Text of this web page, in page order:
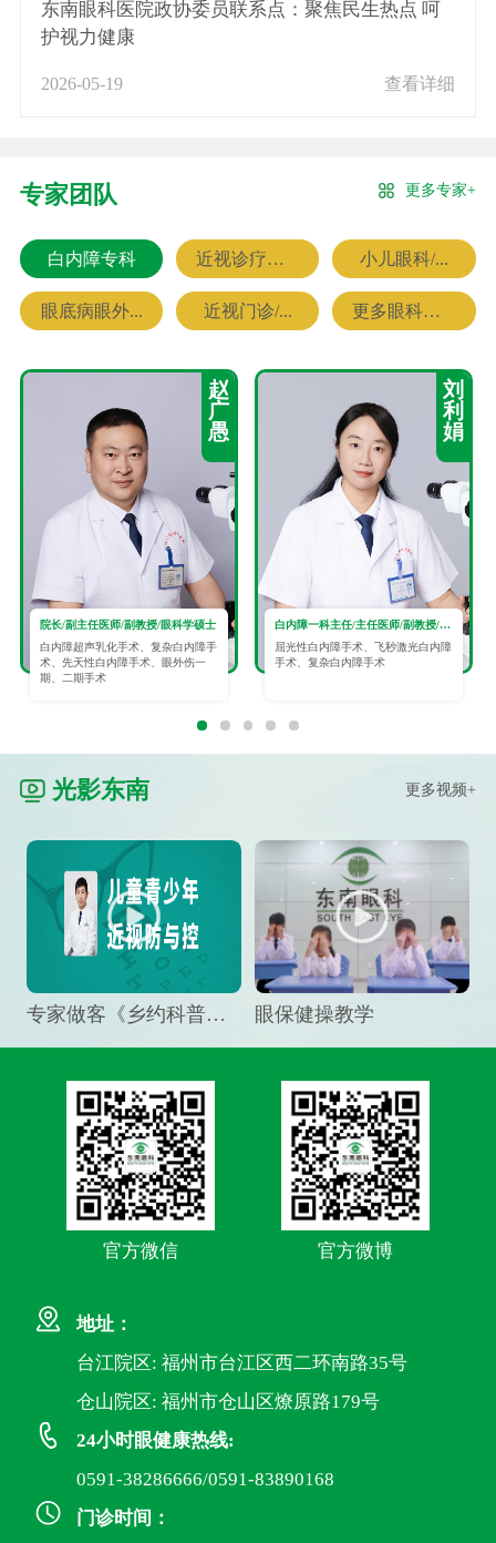
东南眼科医院政协委员联系点：聚焦民生热点 呵
护视力健康
2026-05-19 查看详细
专家团队 更多专家+
白内障专科 近视诊疗专科 小儿眼科/...
眼底病眼外... 近视门诊/... 更多眼科专家
赵
广
愚
院长/副主任医师/副教授/眼科学硕士
白内障超声乳化手术、复杂白内障手
术、先天性白内障手术、眼外伤一
期、二期手术
刘
利
娟
白内障一科主任/主任医师/副教授/眼科学硕士
屈光性白内障手术、飞秒激光白内障
手术、复杂白内障手术
光影东南 更多视频+
专家做客《乡约科普》栏目，预防孩子近视竟然这么“简单” 眼保健操教学
官方微信 官方微博
地址：
台江院区: 福州市台江区西二环南路35号
仓山院区: 福州市仓山区燎原路179号
24小时眼健康热线:
0591-38286666/0591-83890168
门诊时间：